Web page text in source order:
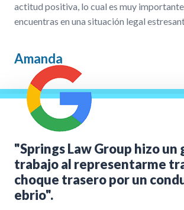
actitud positiva, lo cual es muy
encuentras en una situación legal
Amanda
"Springs Law Group hizo un
trabajo al representarme
choque trasero por un
ebrio".